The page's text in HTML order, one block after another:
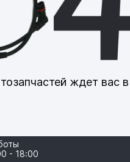
ждет вас в
- 18:00